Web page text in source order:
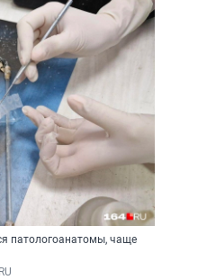
патологоанатомы, чаще